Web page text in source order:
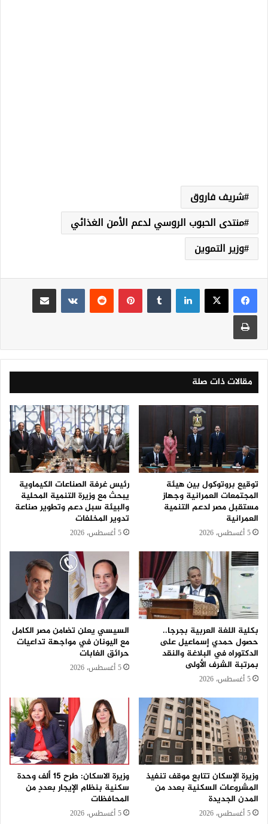
شريف فاروق
منتدى الحبوب الروسي لدعم الأمن الغذائي
وزير التموين
لينكدإن بينتيريست
مقالات ذات صلة
توقيع بروتوكول بين هيئة
المجتمعات العمرانية وجهاز
مستقبل مصر لدعم التنمية
العمرانية
5 أغسطس، 2026
رئيس غرفة الصناعات الكيماوية
يبحث مع وزيرة التنمية المحلية
والبيئة سبل دعم وتطوير صناعة
تدوير المخلفات
5 أغسطس، 2026
بكلية اللغة العربية بجرجا..
حصول حمدي إسماعيل على
الدكتوراه في البلاغة والنقد
بمرتبة الشرف الأولى
5 أغسطس، 2026
السيسي يعلن تضامن مصر الكامل
مع اليونان في مواجهة تداعيات
حرائق الغابات
5 أغسطس، 2026
وزيرة الإسكان تتابع موقف تنفيذ
المشروعات السكنية بعدد من
المدن الجديدة
5 أغسطس، 2026
وزيرة الاسكان: طرح 15 ألف وحدة
سكنية بنظام الإيجار بعددٍ من
المحافظات
5 أغسطس، 2026